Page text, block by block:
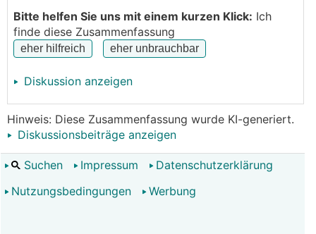
Fakt ist: BT 28 beträgt laut App. 38 Grad. WP steht
akt. nur mit einer Seitenwand in der Sonne ("leider"
von vorne gesehen die rechte; da ist wohl auch die
ganze Elektronik). HabeWPbereits mit Aluschutz
Hat jemand dafür eine Erklärung? Gibt es da
irgendeinen Grenzwert für die Temperatur??
Ähnliche Erfahrung?
Bitte helfen Sie uns mit einem kurzen Klick: Ich
finde diese Zusammenfassung
Diskussion anzeigen
Hinweis: Diese Zusammenfassung wurde KI-generiert.
Diskussionsbeiträge anzeigen
Suchen Impressum
Datenschutzerklärung
Nutzungsbedingungen
Werbung